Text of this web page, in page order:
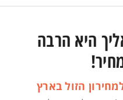
היא הרבה
הזול בארץ